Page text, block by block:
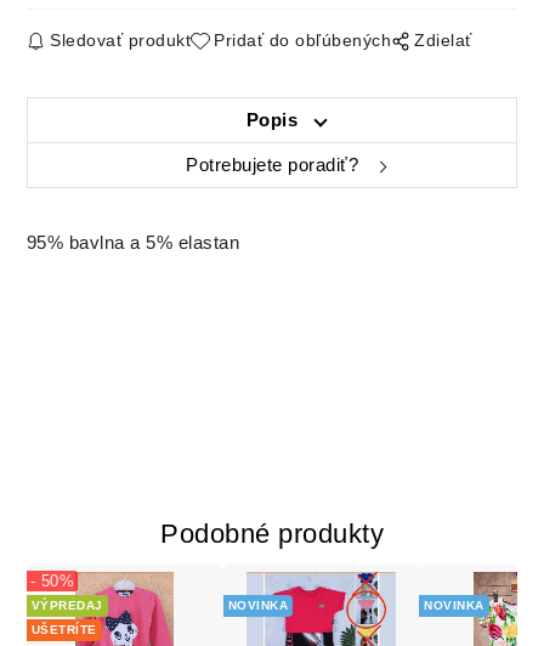
Sledovať produkt Pridať do obľúbených Zdielať
Popis
Potrebujete poradiť?
95% bavlna a 5% elastan
Podobné produkty
VÝPREDAJ
UŠETRÍTE
- 50%
NOVINKA NOVINKA